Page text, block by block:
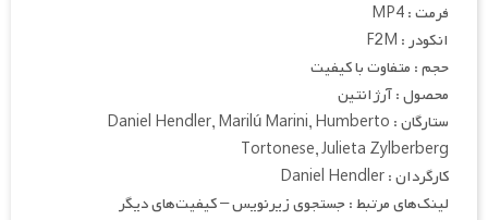
فرمت : MP4
انکودر : F2M
حجم : متفاوت با کیفیت
محصول : آرژانتین
ستارگان : Daniel Hendler, Marilú Marini, Humberto
Tortonese, Julieta Zylberberg
کارگردان : Daniel Hendler
لینک‌های مرتبط : جستجوی زیرنویس – کیفیت‌های دیگر